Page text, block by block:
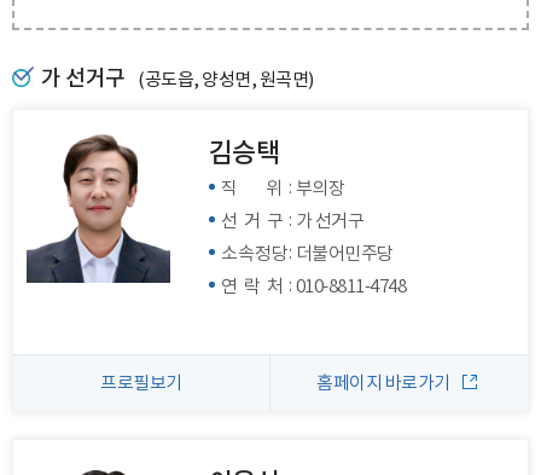
가 선거구 (공도읍, 양성면, 원곡면)
김승택
직 위: 부의장
선 거 구 : 가 선거구
소속정당: 더불어민주당
연 락 처 : 010-8811-4748
프로필보기 홈페이지 바로가기